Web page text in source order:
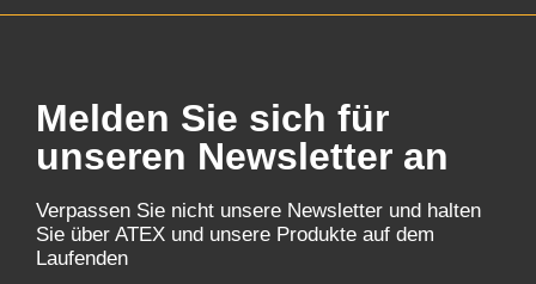
Melden Sie sich für
unseren Newsletter an
Verpassen Sie nicht unsere Newsletter und halten
Sie über ATEX und unsere Produkte auf dem
Laufenden